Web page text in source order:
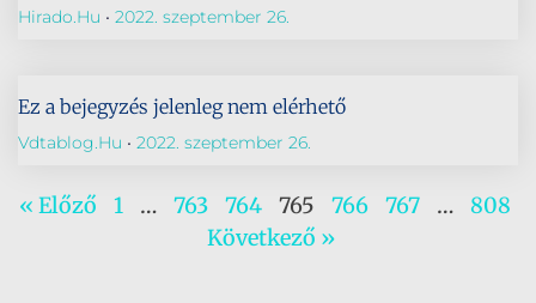
Hirado.hu 2022. szeptember 26.
Ez a bejegyzés jelenleg nem elérhető
Vdtablog.hu 2022. szeptember 26.
« Előző 1 … 763 764 765 766 767 …
808
Következő »